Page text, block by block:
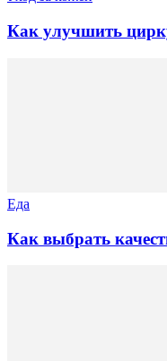
Как улучшить
Еда
Как выбрать